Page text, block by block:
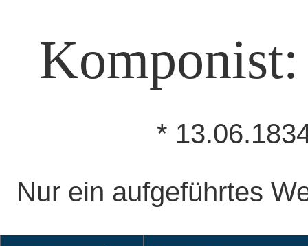
*
Nur ein aufgeführtes